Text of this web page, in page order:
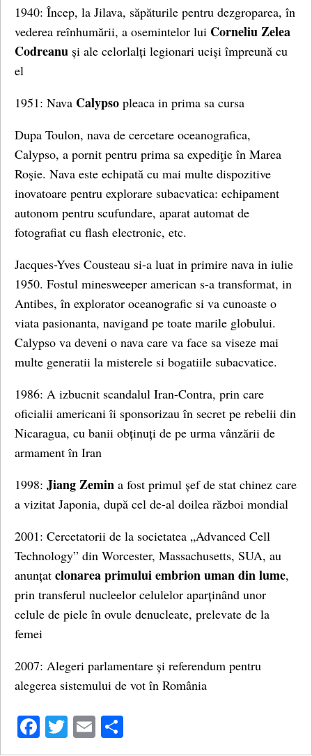
1940: Încep, la Jilava, săpăturile pentru dezgroparea, în
vederea reînhumării, a osemintelor lui Corneliu Zelea
Codreanu și ale celorlalți legionari uciși împreună cu
el
1951: Nava Calypso pleaca in prima sa cursa
Dupa Toulon, nava de cercetare oceanografica,
Calypso, a pornit pentru prima sa expediţie în Marea
Roşie. Nava este echipată cu mai multe dispozitive
inovatoare pentru explorare subacvatica: echipament
autonom pentru scufundare, aparat automat de
fotografiat cu flash electronic, etc.
Jacques-Yves Cousteau si-a luat in primire nava in iulie
1950. Fostul minesweeper american s-a transformat, in
Antibes, în explorator oceanografic si va cunoaste o
viata pasionanta, navigand pe toate marile globului.
Calypso va deveni o nava care va face sa viseze mai
multe generatii la misterele si bogatiile subacvatice.
1986: A izbucnit scandalul Iran-Contra, prin care
oficialii americani îi sponsorizau în secret pe rebelii din
Nicaragua, cu banii obținuți de pe urma vânzării de
armament în Iran
1998: Jiang Zemin a fost primul șef de stat chinez care
a vizitat Japonia, după cel de-al doilea război mondial
2001: Cercetatorii de la societatea „Advanced Cell
Technology” din Worcester, Massachusetts, SUA, au
anunțat clonarea primului embrion uman din lume,
prin transferul nucleelor celulelor aparținând unor
celule de piele în ovule denucleate, prelevate de la
femei
2007: Alegeri parlamentare și referendum pentru
alegerea sistemului de vot în România
Facebook
Twitter
Email